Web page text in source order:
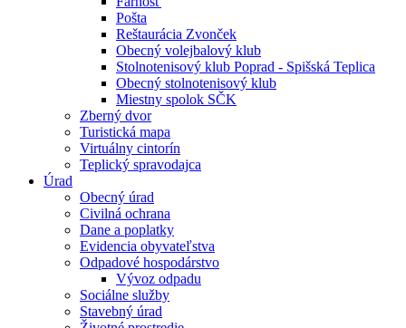
Pošta
Reštaurácia Zvonček
Obecný volejbalový klub
Stolnotenisový klub Poprad - Spišská Teplica
Obecný stolnotenisový klub
Miestny spolok SČK
Zberný dvor
Turistická mapa
Virtuálny cintorín
Teplický spravodajca
Úrad
Obecný úrad
Civilná ochrana
Dane a poplatky
Evidencia obyvateľstva
Odpadové hospodárstvo
Vývoz odpadu
Sociálne služby
Stavebný úrad